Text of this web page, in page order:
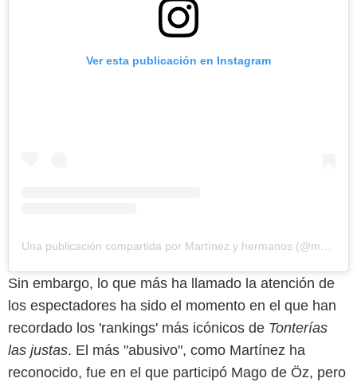
Ver esta publicación en Instagram
Una publicación compartida por Martínez y hermanos (@martinezyhermanos)
Sin embargo, lo que más ha llamado la atención de
los espectadores ha sido el momento en el que han
recordado los 'rankings' más icónicos de Tonterías
las justas. El más "abusivo", como Martínez ha
reconocido, fue en el que participó Mago de Öz, pero